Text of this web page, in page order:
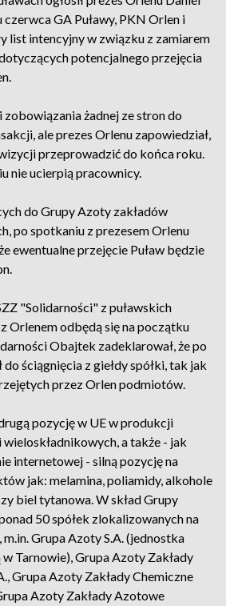
GA Puławy, PKN Orlen i
list intencyjny w związku z zamiarem
potencjalnego przejęcia
żadnej ze stron do
ale prezes Orlenu zapowiedział,
przeprowadzić do końca roku.
nie ucierpią pracownicy.
do Grupy Azoty zakładów
po spotkaniu z prezesem Orlenu
ewentualne przejęcie Puław będzie
"Solidarności" z puławskich
Orlenem odbędą się na początku
Obajtek zadeklarował, że po
ściągnięcia z giełdy spółki, tak jak
przez Orlen podmiotów.
pozycję w UE w produkcji
a także - jak
internetowej - silną pozycję na
jak: melamina, poliamidy, alkohole
biel tytanowa. W skład Grupy
50 spółek zlokalizowanych na
Grupa Azoty S.A. (jednostka
Tarnowie), Grupa Azoty Zakłady
Grupa Azoty Zakłady Chemiczne
Azoty Zakłady Azotowe